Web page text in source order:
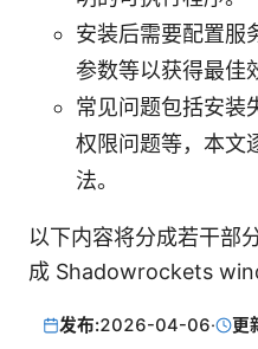
安装后需要配置服
参数等以获得最佳
常见问题包括安装
权限问题等，本文
法。
以下内容将分成若干部
成 Shadowrockets
发布:2026-04-06· 更